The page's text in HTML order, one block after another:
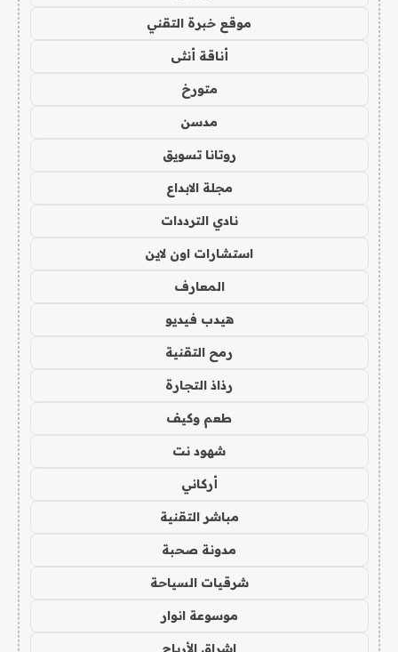
موقع خبرة التقني
أناقة أنثى
متورخ
مدسن
روتانا تسويق
مجلة الابداع
نادي الترددات
استشارات اون لاين
المعارف
هيدب فيديو
رمح التقنية
رذاذ التجارة
طعم وكيف
شهود نت
أركاني
مباشر التقنية
مدونة صحبة
شرقيات السياحة
موسوعة انوار
اشراق الأرباح